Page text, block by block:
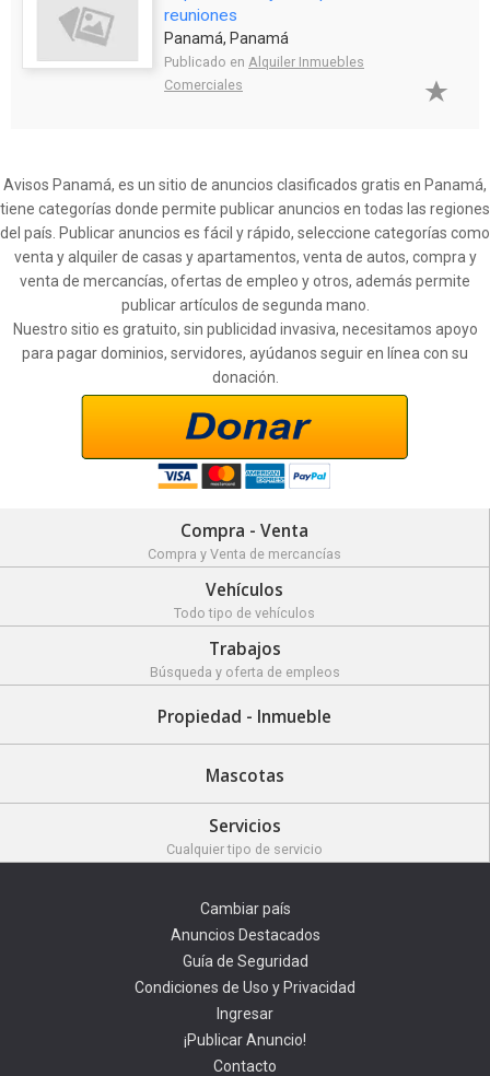
reuniones
Panamá, Panamá
Publicado en Alquiler Inmuebles
Comerciales
Avisos Panamá, es un sitio de anuncios clasificados gratis en Panamá,
tiene categorías donde permite publicar anuncios en todas las regiones
del país. Publicar anuncios es fácil y rápido, seleccione categorías como
venta y alquiler de casas y apartamentos, venta de autos, compra y
venta de mercancías, ofertas de empleo y otros, además permite
publicar artículos de segunda mano.
Nuestro sitio es gratuito, sin publicidad invasiva, necesitamos apoyo
para pagar dominios, servidores, ayúdanos seguir en línea con su
donación.
Compra - Venta
Compra y Venta de mercancías
Vehículos
Todo tipo de vehículos
Trabajos
Búsqueda y oferta de empleos
Propiedad - Inmueble
Mascotas
Servicios
Cualquier tipo de servicio
Cambiar país
Anuncios Destacados
Guía de Seguridad
Condiciones de Uso y Privacidad
Ingresar
¡Publicar Anuncio!
Contacto